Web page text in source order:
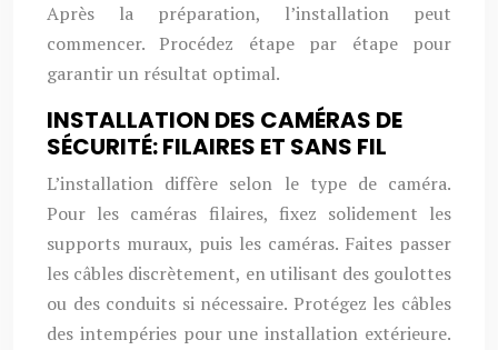
Après la préparation, l’installation peut
commencer. Procédez étape par étape pour
garantir un résultat optimal.
INSTALLATION DES CAMÉRAS DE
SÉCURITÉ: FILAIRES ET SANS FIL
L’installation diffère selon le type de caméra.
Pour les caméras filaires, fixez solidement les
supports muraux, puis les caméras. Faites passer
les câbles discrètement, en utilisant des goulottes
ou des conduits si nécessaire. Protégez les câbles
des intempéries pour une installation extérieure.